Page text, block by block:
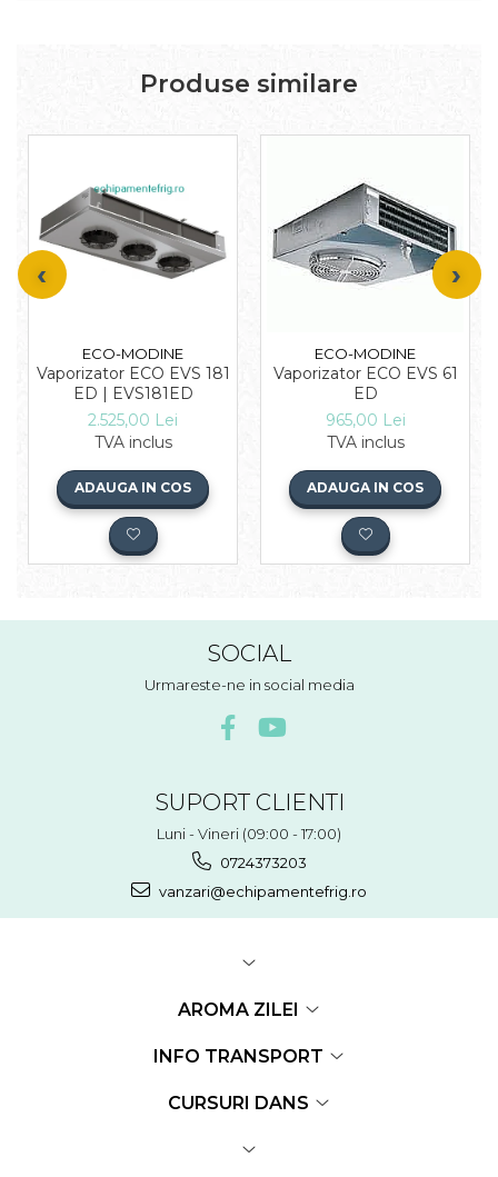
Produse similare
ECO-MODINE
Vaporizator ECO EVS 181
ED | EVS181ED
2.525,00 Lei
TVA inclus
ADAUGA IN COS
ECO-MODINE
Vaporizator ECO EVS 61
ED
965,00 Lei
TVA inclus
ADAUGA IN COS
SOCIAL
Urmareste-ne in social media
SUPORT CLIENTI
Luni - Vineri (09:00 - 17:00)
0724373203
vanzari@echipamentefrig.ro
AROMA ZILEI
INFO TRANSPORT
CURSURI DANS